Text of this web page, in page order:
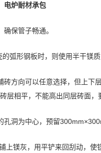
电炉耐材承包
保管子畅通。
弧形钢板时，则使用半干镁
方向可以任意选择，但上下
层相平，不能高出同层砖面，
洞为中心，预留
镁灰，用平铲来回刮动，使